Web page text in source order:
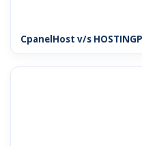
CpanelHost v/s